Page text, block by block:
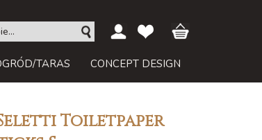
TARAS CONCEPT DESIGN
Toiletpaper